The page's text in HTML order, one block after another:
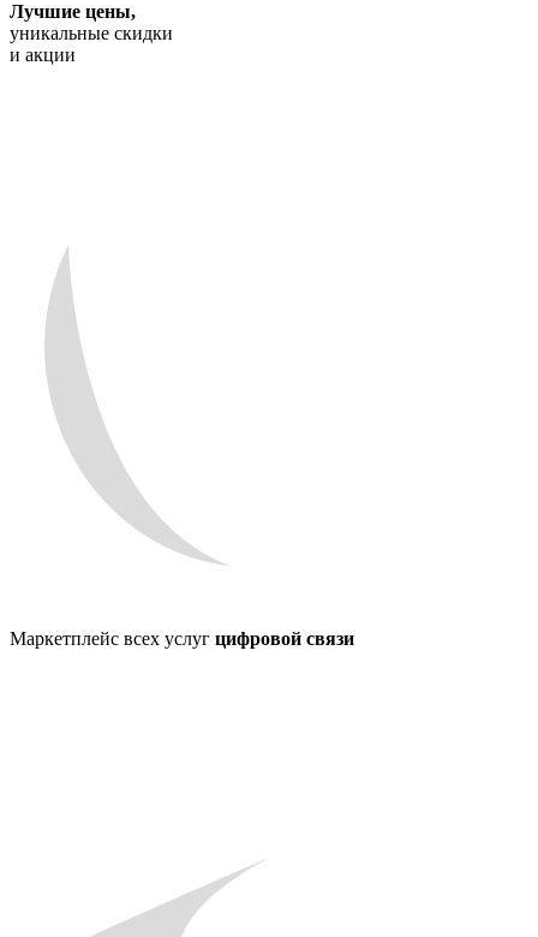
Лучшие цены,
уникальные скидки
и акции
Маркетплейс всех услуг цифровой связи